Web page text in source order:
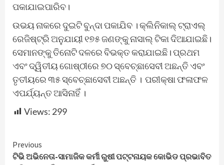
ପକାଯାଇପାରିବ।
ଉଭୟ ନାକରେ ଦୁଇଟି ବୁନ୍ଦା ପକାଯିବ । କ୍ଲିନିକାଲ୍ ଟ୍ରାଏଲ୍
ରେଜିଷ୍ଟ୍ରି ଅନୁଯାୟୀ ୧୭୫ ଜଣଙ୍କୁ ନାସାଲ୍ ଟିକା ଦିଆଯାଇଛି।
ସେମାନଙ୍କୁ ତିନୋଟି ଦଳରେ ବିଭକ୍ତ କରାଯାଇଛି। ପ୍ରଥମ
ଏବଂ ଦ୍ୱିତୀୟ ଗୋଷ୍ଠୀରେ ୭୦ ସ୍ବେଚ୍ଛାସେବୀ ଅଛନ୍ତି ଏବଂ
ତୃତୀୟରେ ୩୫ ସ୍ବେଚ୍ଛାସେବୀ ଅଛନ୍ତି । ପରୀକ୍ଷା ଫଳାଫଳ
ଏପର୍ଯ୍ୟନ୍ତ ଆସିନାହିଁ ।
Views: 299
Continue
Previous
ଟିଭି ଅଭିନେତା-ସାମାଜିକ କର୍ମୀ ରୁଷୀ ପଟ୍ଟନାୟକ କୋଭିଡ ପ୍ରଭାବିତ